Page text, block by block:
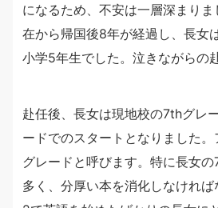
になるため、不安は一層深まり
在から帰国後8年が経過し、長女
小学5年生でした。泣きながらの
赴任後、長女は現地校の7thグレ
ードでのスタートとなりました
グレードと呼びます。特に長女
多く、分厚い本を消化しなけれ